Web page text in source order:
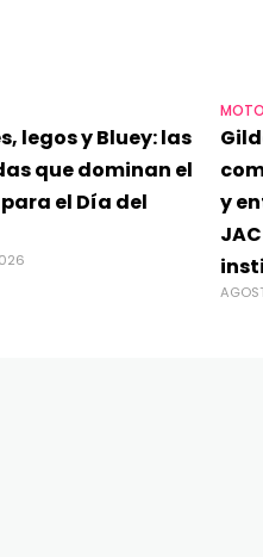
legos y Bluey: las
que dominan el
el Día del
y